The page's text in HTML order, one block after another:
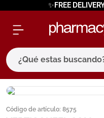
✨FREE
¿Qué estas buscando?
Código de artículo: 8575
términos más
1. eucerin